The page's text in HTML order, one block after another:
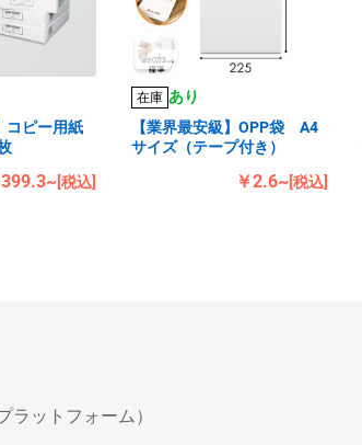
コピー用紙
399.3~[税込]
在庫 あり
【業界最安級】OPP袋 A4
サイズ（テープ付き）
￥2.6~[税込]
ラットフォーム）